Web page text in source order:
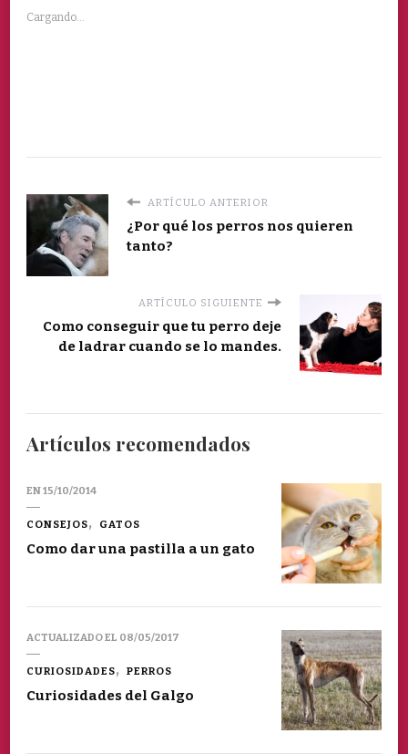
Cargando...
ARTÍCULO ANTERIOR
¿Por qué los perros nos quieren
tanto?
ARTÍCULO SIGUIENTE
Como conseguir que tu perro deje
de ladrar cuando se lo mandes.
Artículos recomendados
EN15/10/2014
CONSEJOS GATOS
Como dar una pastilla a un gato
ACTUALIZADO EL 08/05/2017
CURIOSIDADES PERROS
Curiosidades del Galgo